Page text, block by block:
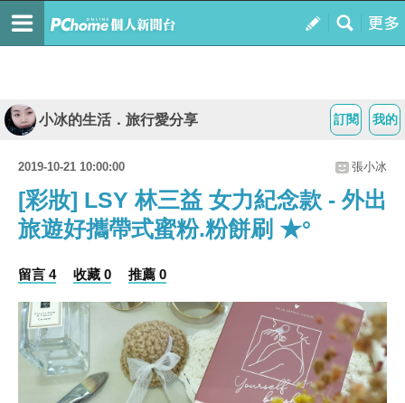
我的
訂閱
小冰的生活．旅行愛分享
2019-10-21 10:00:00 張小冰
[彩妝] LSY 林三益 女力紀念款 - 外出
旅遊好攜帶式蜜粉.粉餅刷 ★°
留言 4 收藏 0 推薦 0